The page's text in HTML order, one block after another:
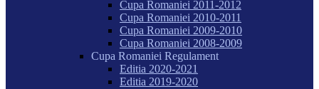
Cupa Romaniei 2011-2012
Cupa Romaniei 2010-2011
Cupa Romaniei 2009-2010
Cupa Romaniei 2008-2009
Cupa Romaniei Regulament
Editia 2020-2021
Editia 2019-2020